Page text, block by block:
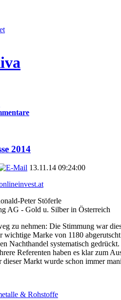
2014
13.11.14 09:24:00
Peter Stöferle
AG - Gold u. Silber in Österreich
zu nehmen: Die Stimmung war
wichtige Marke von 1180
Nachthandel systematisch
Referenten haben es klar zum
Markt wurde schon immer
& Rohstoffe